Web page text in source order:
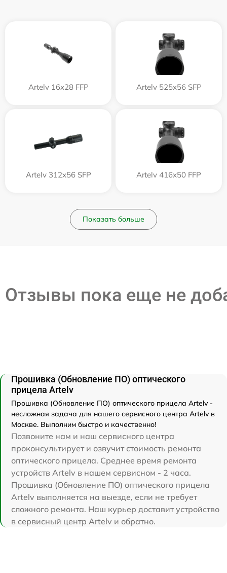
Artelv 16x28 FFP Artelv 525x56 SFP
Artelv 312x56 SFP Artelv 416x50 FFP
Показать больше
Отзывы пока еще не
Прошивка (Обновление ПО) оптического
прицела Artelv
Прошивка (Обновление ПО) оптического прицела Artelv -
несложная задача для нашего сервисного центра Artelv в
Москве. Выполним быстро и качественно!
Позвоните нам и наш сервисного центра
проконсультирует и озвучит стоимость ремонта
оптического прицела. Среднее время ремонта
устройств Artelv в нашем сервисном - 2 часа.
Прошивка (Обновление ПО) оптического прицела
Artelv выполняется на выезде, если не требует
сложного ремонта. Наш курьер доставит устройство
в сервисный центр Artelv и обратно.